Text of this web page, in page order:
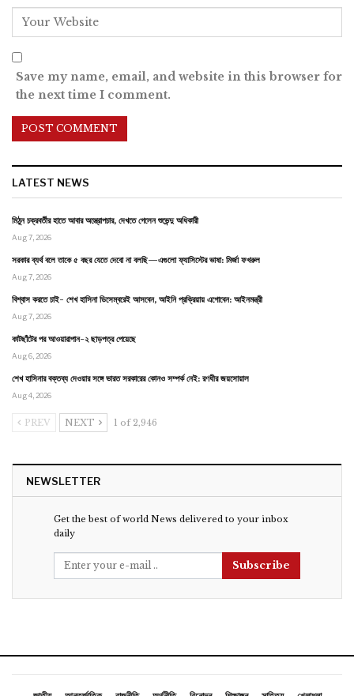
Save my name, email, and website in this browser for
the next time I comment.
LATEST NEWS
মিঠুন চক্রবর্তীর হাতে আবার অস্ত্রোপচার, দেখতে গেলেন শুভেন্দু অধিকারী
Aug 7, 2026
সরকার ব্যর্থ বলে তাকে ৫ বছর যেতে দেবো না বলছি—এগুলো ফ্যাসিস্টের ভাষা: মির্জা ফখরুল
Aug 7, 2026
বিশ্বাস করতে চাই- শেখ হাসিনা ডিসেম্বরেই আসবেন, আইনি প্রক্রিয়ায় এগোবেন: আইনমন্ত্রী
Aug 7, 2026
কাটছাঁটের পর আওয়ারাপান-২ ছাড়পত্র পেয়েছে
Aug 6, 2026
শেখ হাসিনার বক্তব্য দেওয়ার সঙ্গে ভারত সরকারের কোনও সম্পর্ক নেই: রণধীর জয়সোয়াল
Aug 4, 2026
PREV NEXT 1 of 2,946
NEWSLETTER
Get the best of world News delivered to your inbox
daily
Subscribe